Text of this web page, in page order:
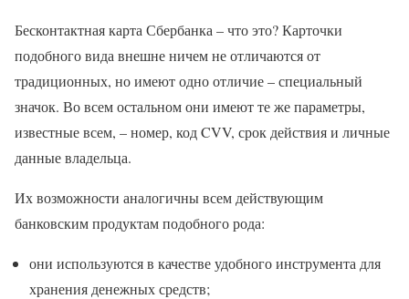
Бесконтактная карта Сбербанка – что это? Карточки
подобного вида внешне ничем не отличаются от
традиционных, но имеют одно отличие – специальный
значок. Во всем остальном они имеют те же параметры,
известные всем, – номер, код CVV, срок действия и личные
данные владельца.
Их возможности аналогичны всем действующим
банковским продуктам подобного рода:
они используются в качестве удобного инструмента для
хранения денежных средств;